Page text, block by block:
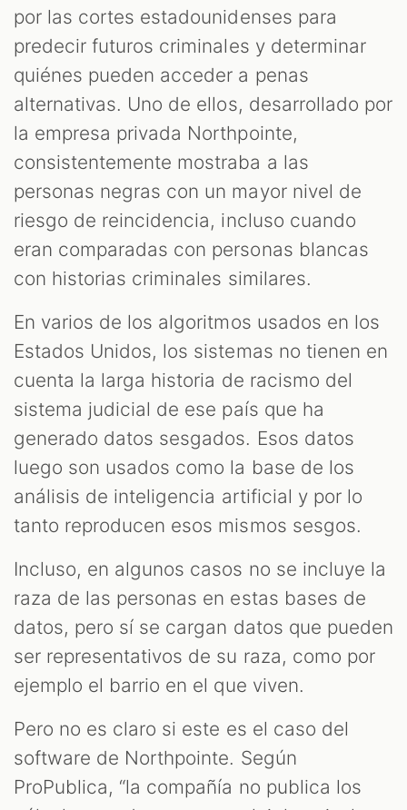
por las cortes estadounidenses para
predecir futuros criminales y determinar
quiénes pueden acceder a penas
alternativas. Uno de ellos, desarrollado por
la empresa privada Northpointe,
consistentemente mostraba a las
personas negras con un mayor nivel de
riesgo de reincidencia, incluso cuando
eran comparadas con personas blancas
con historias criminales similares.
En varios de los algoritmos usados en los
Estados Unidos, los sistemas no tienen en
cuenta la larga historia de racismo del
sistema judicial de ese país que ha
generado datos sesgados. Esos datos
luego son usados como la base de los
análisis de inteligencia artificial y por lo
tanto reproducen esos mismos sesgos.
Incluso, en algunos casos no se incluye la
raza de las personas en estas bases de
datos, pero sí se cargan datos que pueden
ser representativos de su raza, como por
ejemplo el barrio en el que viven.
Pero no es claro si este es el caso del
software de Northpointe. Según
ProPublica, “la compañía no publica los